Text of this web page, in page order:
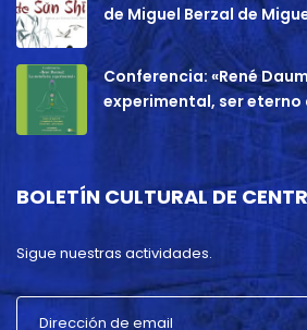
de Miguel Berzal de
Conferencia: «René
experimental, ser eterno
BOLETÍN CULTURAL DE
Sigue nuestras actividades.